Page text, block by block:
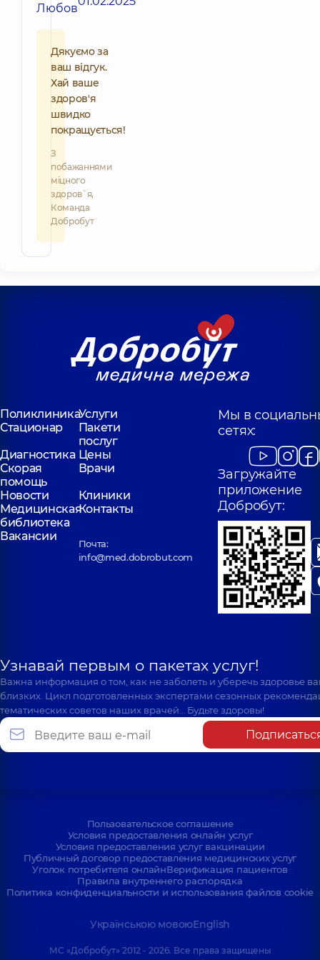
Любов
Дякуємо за
ваш відгук.
Хай ваше
здоров'я
швидко
покращується!
З
побажаннями
міцного
здоров`я,
Команда
Добробут
ПоликлиникаУслуги
Стационар
Пакети
послуг
Диагностика Цены
Скорая
помощь
Врачи
Новости
Клиники
Медицинская
библиотека
Контакты
Вакансии
Почта:
info@med.dobrobut.com
Мы в
сетях:
Загружайте
приложение
Добробут:
Узнавай первым о пакетах услуг!
Важна информация о том, как не заболеть и уберечь здоровье
близких. Цикл подготовленных экспертами сезонных
тематических советов наших врачей… Будьте здоровы!
Пользовательское соглашение
Условия предоставления онлайн услуг
Условия предоставления услуг вакцинации
Публичный договор предоставления медицинских услуг
Уголок потребителя онлайнВерификация пациентов
Правила внутреннего распорядка
Политика конфиденциальности и использования файлов cookie
Українською мовоюEnglish
МС «Добробут» 2012 - 2026. Все права защищены